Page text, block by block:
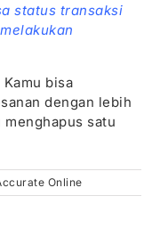
status transaksi
bisa
dengan lebih
satu
Online